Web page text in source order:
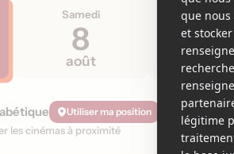
Samedi
8
août
9
août
Utiliser ma position
les cinémas à proximité